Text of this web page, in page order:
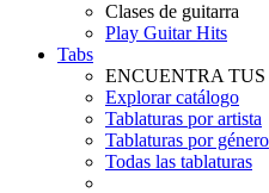
Clases de guitarra
Play Guitar Hits
Tabs
ENCUENTRA
Explorar catálogo
Tablaturas por artista
Tablaturas por género
Todas las tablaturas